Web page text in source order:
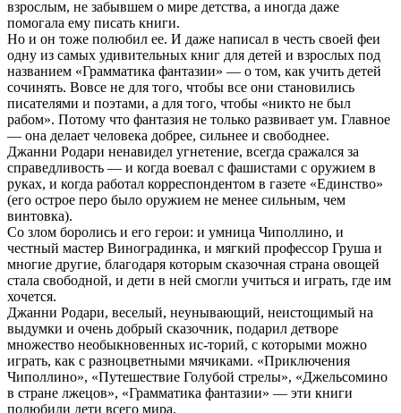
взрослым, не забывшем о мире детства, а иногда даже
помогала ему писать книги.
Но и он тоже полюбил ее. И даже написал в честь своей феи
одну из самых удивительных книг для детей и взрослых под
названием «Грамматика фантазии» — о том, как учить детей
сочинять. Вовсе не для того, чтобы все они становились
писателями и поэтами, а для того, чтобы «никто не был
рабом». Потому что фантазия не только развивает ум. Главное
— она делает человека добрее, сильнее и свободнее.
Джанни Родари ненавидел угнетение, всегда сражался за
справедливость — и когда воевал с фашистами с оружием в
руках, и когда работал корреспондентом в газете «Единство»
(его острое перо было оружием не менее сильным, чем
винтовка).
Со злом боролись и его герои: и умница Чиполлино, и
честный мастер Виноградинка, и мягкий профессор Груша и
многие другие, благодаря которым сказочная страна овощей
стала свободной, и дети в ней смогли учиться и играть, где им
хочется.
Джанни Родари, веселый, неунывающий, неистощимый на
выдумки и очень добрый сказочник, подарил детворе
множество необыкновенных ис-торий, с которыми можно
играть, как с разноцветными мячиками. «Приключения
Чиполлино», «Путешествие Голубой стрелы», «Джельсомино
в стране лжецов», «Грамматика фантазии» — эти книги
полюбили дети всего мира.